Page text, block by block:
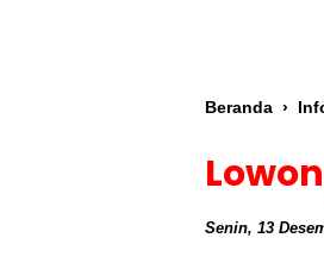
Beranda ›
Senin, 13